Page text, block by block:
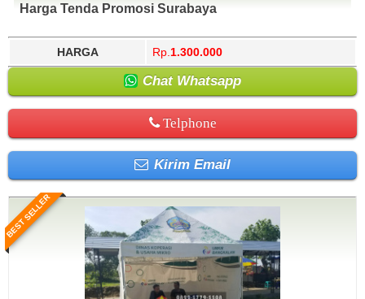
Harga Tenda Promosi Surabaya
HARGA Rp. 1.300.000
Chat Whatsapp
Telphone
Kirim Email
BEST SELLER